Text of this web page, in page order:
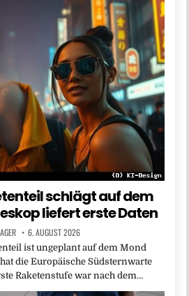
schlägt auf dem
liefert erste Daten
6. AUGUST 2026
ist ungeplant auf dem Mond
die Europäische Südsternwarte
Raketenstufe war nach dem…